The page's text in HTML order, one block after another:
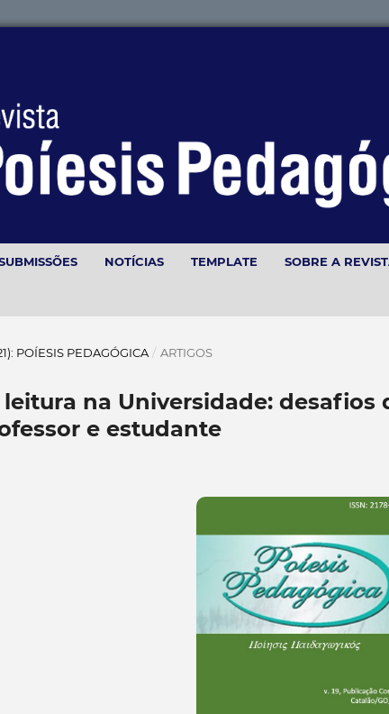
NOTÍCIAS TEMPLATE SOBRE A
POÍESIS PEDAGÓGICA / ARTIGOS
na Universidade: desafios
e estudante